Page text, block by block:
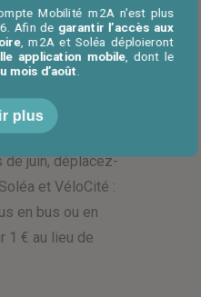
en
en libre-
l’agglo
!
de juin, déplacez-
et VéloCité :
en bus ou en
1 € au lieu de
plus
Mobilité m2A n'est plus
Afin de garantir l’accès aux
, m2A et Soléa déploieront
application mobile, dont le
mois d’août.